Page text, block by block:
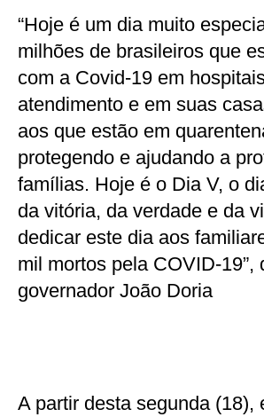
“Hoje é um dia muito
milhões de brasileiros que
com a Covid-19 em
atendimento e em suas
aos que estão em
protegendo e ajudando a
famílias. Hoje é o Dia V, o
da vitória, da verdade e da
dedicar este dia aos
mil mortos pela COVID-19”,
governador João Doria
A partir desta segunda (18),